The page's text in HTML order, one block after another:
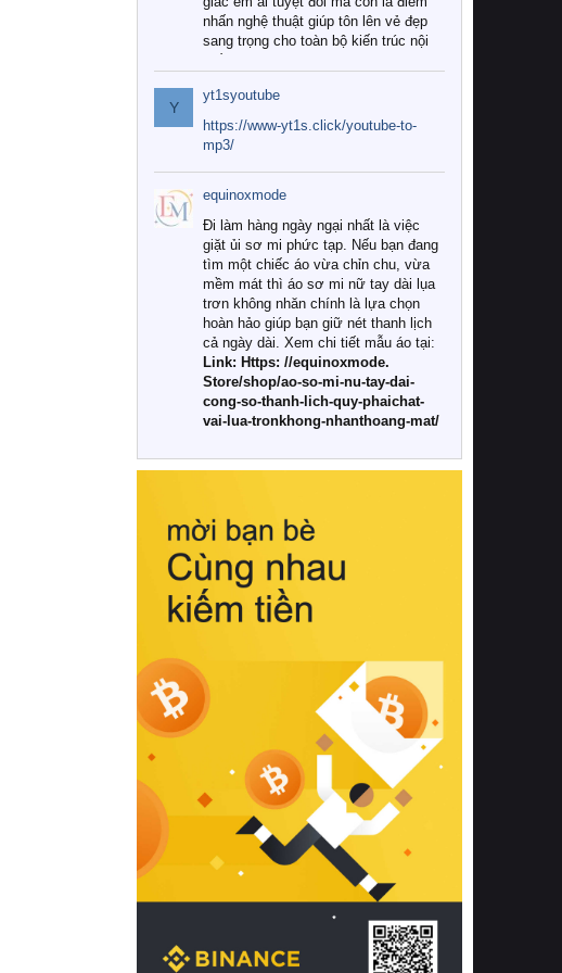
nhấn nghệ thuật giúp tôn lên vẻ đẹp
sang trọng cho toàn bộ kiến trúc nội
Tuy nhiên, giữa thị trường đa dạng
với vô vàn thương hiệu và mẫu mã
như hiện nay, làm thế nào để chọn
được những bộ chăn ga gối đệm cao
cấp thực sự chất lượng, phù hợp với
khí hậu và nhu cầu sử dụng của gia
đình? Hãy cùng chúng tôi đi tìm lời
giải đáp chi tiết qua bài viết dưới đây.
1. Tại sao các gia đình hiện đại lại ưa
chuộng chăn ga gối đệm cao cấp?
Khác với các dòng sản phẩm thông
thường, những bộ chăn ga gối đệm
cao cấp trải qua quy trình sản xuất
nghiêm ngặt từ khâu chọn lọc nguyên
liệu tự nhiên đến công nghệ dệt
nhuộm hiện đại không chứa hóa chất
này, bạn sẽ cảm nhận rõ rệt sự khác
hồi chuẩn xác của phần đệm nâng đỡ
cột sống.
Bên cạnh đó, việc lựa chọn các dòng
sản phẩm đạt chuẩn chất lượng quốc
tế còn giúp ngăn ngừa tình trạng kích
khuẩn và nấm mốc trong điều kiện
thời tiết nóng ẩm. Bạn có thể tìm hiểu
thêm các nghiên cứu khoa học về tác
động của giấc ngủ và môi trường
phòng ngủ đối với sức khỏe con
người tại Sleep Foundation (External
Link) để có cái nhìn toàn diện hơn.
2. Các tiêu chí vàng khi lựa chọn
chăn ga gối đệm cao cấp cho phòng
ngủ
Để sở hữu một bộ chăn ga gối đệm
cao cấp hoàn hảo cả về thẩm mỹ lẫn
công năng, người tiêu dùng cần cân
nhắc kỹ lưỡng các tiêu chí quan trọng
Y
yt1syoutube
https://www-yt1s.click/youtube-to-
mp3/
equinoxmode
Đi làm hàng ngày ngại nhất là việc
giặt ủi sơ mi phức tạp. Nếu bạn đang
tìm một chiếc áo vừa chỉn chu, vừa
mềm mát thì áo sơ mi nữ tay dài lụa
trơn không nhăn chính là lựa chọn
hoàn hảo giúp bạn giữ nét thanh lịch
cả ngày dài. Xem chi tiết mẫu áo tại:
Link: Https: //equinoxmode.
Store/shop/ao-so-mi-nu-tay-dai-
cong-so-thanh-lich-quy-phaichat-
vai-lua-tronkhong-nhanthoang-mat/